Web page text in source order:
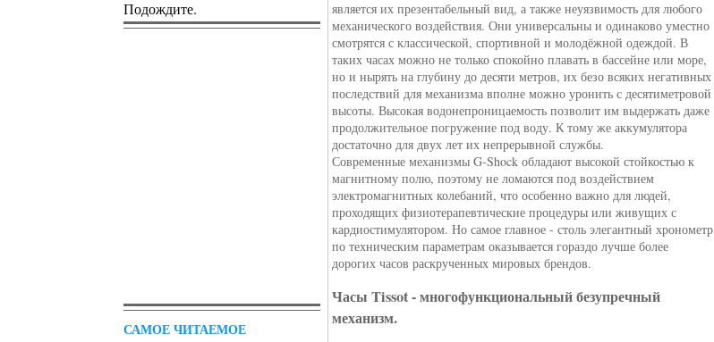
Подождите.
САМОЕ ЧИТАЕМОЕ
является их презентабельный вид, а также неуязвимость для любого
механического воздействия. Они универсальны и одинаково уместно
смотрятся с классической, спортивной и молодёжной одеждой. В
таких часах можно не только спокойно плавать в бассейне или море,
но и нырять на глубину до десяти метров, их безо всяких негативных
последствий для механизма вполне можно уронить с десятиметровой
высоты. Высокая водонепроницаемость позволит им выдержать даже
продолжительное погружение под воду. К тому же аккумулятора
достаточно для двух лет их непрерывной службы.
Современные механизмы G-Shock обладают высокой стойкостью к
магнитному полю, поэтому не ломаются под воздействием
электромагнитных колебаний, что особенно важно для людей,
проходящих физиотерапевтические процедуры или живущих с
кардиостимулятором. Но самое главное - столь элегантный хронометр
по техническим параметрам оказывается гораздо лучше более
дорогих часов раскрученных мировых брендов.
Часы Tissot - многофункциональный безупречный
механизм.